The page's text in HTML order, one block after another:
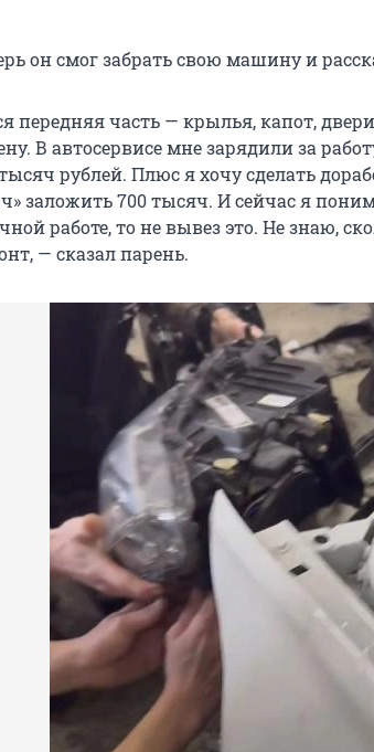
он смог забрать свою машину и
передняя часть — крылья, капот,
В автосервисе мне зарядили за
рублей. Плюс я хочу сделать
заложить 700 тысяч. И сейчас я
работе, то не вывез это. Не знаю,
— сказал парень.